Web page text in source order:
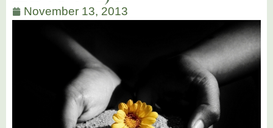
November 13, 2013